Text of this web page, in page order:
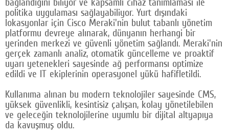
politika uygulaması sağlayabiliyor. Yurt dışındaki
lokasyonlar için Cisco Meraki'nin bulut tabanlı yönetim
platformu devreye alınarak, dünyanın herhangi bir
yerinden merkezi ve güvenli yönetim sağlandı. Meraki'nin
gerçek zamanlı analiz, otomatik güncelleme ve proaktif
uyarı yetenekleri sayesinde ağ performansı optimize
edildi ve IT ekiplerinin operasyonel yükü hafifletildi.
Kullanıma alınan bu modern teknolojiler sayesinde CMS,
yüksek güvenlikli, kesintisiz çalışan, kolay yönetilebilen
ve geleceğin teknolojilerine uyumlu bir dijital altyapıya
da kavuşmuş oldu.